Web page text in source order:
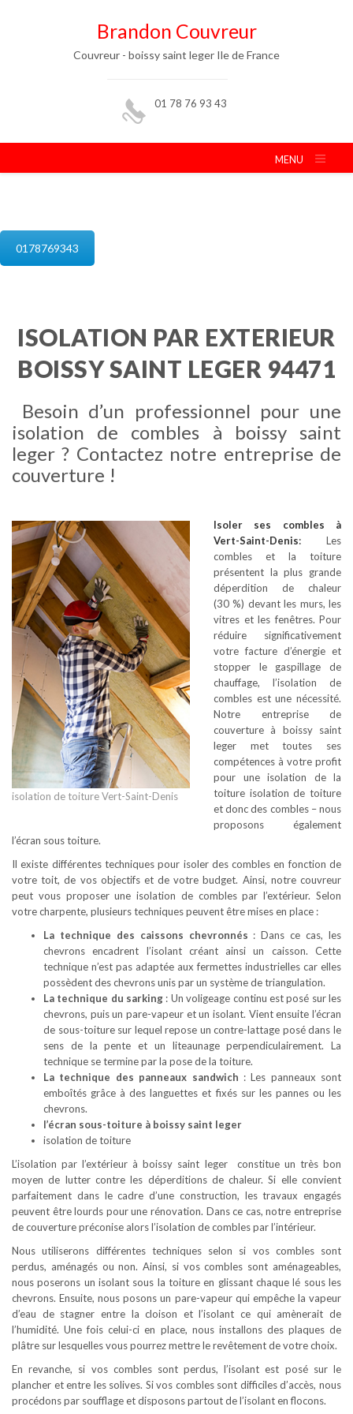
Brandon Couvreur
Couvreur - boissy saint leger Ile de France
01 78 76 93 43
MENU
0178769343
ISOLATION PAR EXTERIEUR
BOISSY SAINT LEGER 94471
Besoin d’un professionnel pour une
isolation de combles à boissy saint
leger ? Contactez notre entreprise de
couverture !
isolation de toiture Vert-Saint-Denis
Isoler ses combles à
Vert-Saint-Denis: Les
combles et la toiture
présentent la plus grande
déperdition de chaleur
(30 %) devant les murs, les
vitres et les fenêtres. Pour
réduire significativement
votre facture d’énergie et
stopper le gaspillage de
chauffage, l’isolation de
combles est une nécessité.
Notre entreprise de
couverture à boissy saint
leger met toutes ses
compétences à votre profit
pour une isolation de la
toiture isolation de toiture
et donc des combles – nous
proposons également
l’écran sous toiture.
Il existe différentes techniques pour isoler des combles en fonction de
votre toit, de vos objectifs et de votre budget. Ainsi, notre couvreur
peut vous proposer une isolation de combles par l’extérieur. Selon
votre charpente, plusieurs techniques peuvent être mises en place :
La technique des caissons chevronnés : Dans ce cas, les
chevrons encadrent l’isolant créant ainsi un caisson. Cette
technique n’est pas adaptée aux fermettes industrielles car elles
possèdent des chevrons unis par un système de triangulation.
La technique du sarking : Un voligeage continu est posé sur les
chevrons, puis un pare-vapeur et un isolant. Vient ensuite l’écran
de sous-toiture sur lequel repose un contre-lattage posé dans le
sens de la pente et un liteaunage perpendiculairement. La
technique se termine par la pose de la toiture.
La technique des panneaux sandwich : Les panneaux sont
emboîtés grâce à des languettes et fixés sur les pannes ou les
chevrons.
l’écran sous-toiture à boissy saint leger
isolation de toiture
L’isolation par l’extérieur à boissy saint leger constitue un très bon
moyen de lutter contre les déperditions de chaleur. Si elle convient
parfaitement dans le cadre d’une construction, les travaux engagés
peuvent être lourds pour une rénovation. Dans ce cas, notre entreprise
de couverture préconise alors l’isolation de combles par l’intérieur.
Nous utiliserons différentes techniques selon si vos combles sont
perdus, aménagés ou non. Ainsi, si vos combles sont aménageables,
nous poserons un isolant sous la toiture en glissant chaque lé sous les
chevrons. Ensuite, nous posons un pare-vapeur qui empêche la vapeur
d’eau de stagner entre la cloison et l’isolant ce qui amènerait de
l’humidité. Une fois celui-ci en place, nous installons des plaques de
plâtre sur lesquelles vous pourrez mettre le revêtement de votre choix.
En revanche, si vos combles sont perdus, l’isolant est posé sur le
plancher et entre les solives. Si vos combles sont difficiles d’accès, nous
procédons par soufflage et disposons partout de l’isolant en flocons.